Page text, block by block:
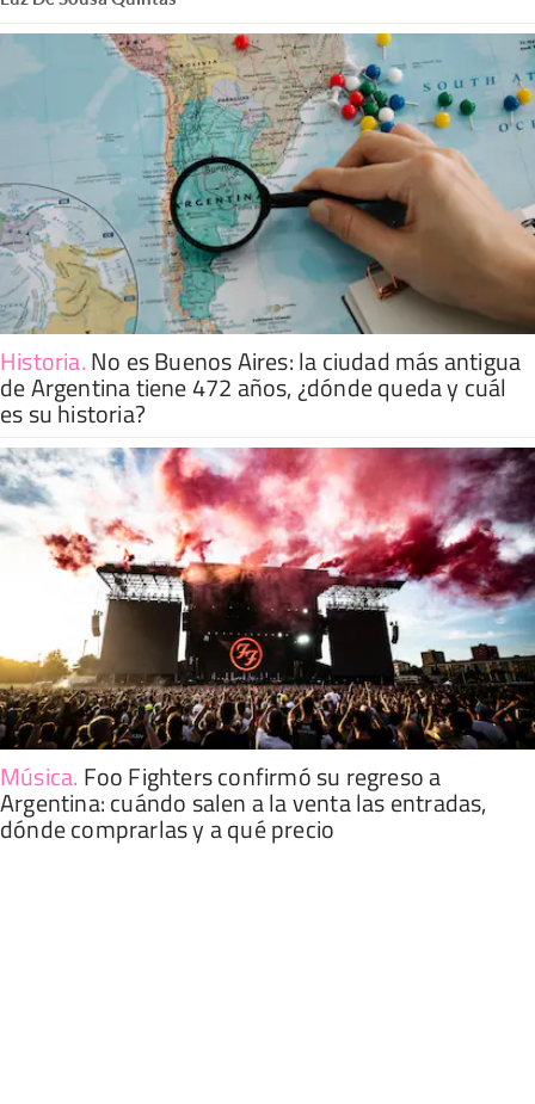
Historia.No es Buenos Aires: la ciudad más antigua
de Argentina tiene 472 años, ¿dónde queda y cuál
es su historia?
Música. Foo Fighters confirmó su regreso a
Argentina: cuándo salen a la venta las entradas,
dónde comprarlas y a qué precio